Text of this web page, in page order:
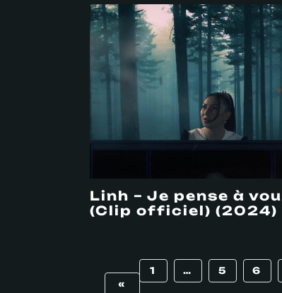
Linh – Je pense à
(Clip officiel) (2024)
«
1 … 5 6